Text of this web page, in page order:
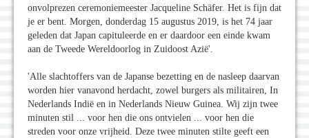
onvolprezen ceremoniemeester Jacqueline Schäfer. Het is fijn dat
je er bent. Morgen, donderdag 15 augustus 2019, is het 74 jaar
geleden dat Japan capituleerde en er daardoor een einde kwam
aan de Tweede Wereldoorlog in Zuidoost Azië'.
'Alle slachtoffers van de Japanse bezetting en de nasleep daarvan
worden hier vanavond herdacht, zowel burgers als militairen, In
Nederlands Indië en in Nederlands Nieuw Guinea. Wij zijn twee
minuten stil ... voor hen die ons ontvielen ... voor hen die
streden voor onze vrijheid. Deze twee minuten stilte geeft een